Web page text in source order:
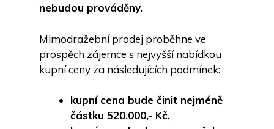
nebudou prováděny.
Mimodražební prodej proběhne ve
prospěch zájemce s nejvyšší nabídkou
kupní ceny za následujících podmínek:
kupní cena bude činit nejméně
částku 520.000,- Kč,